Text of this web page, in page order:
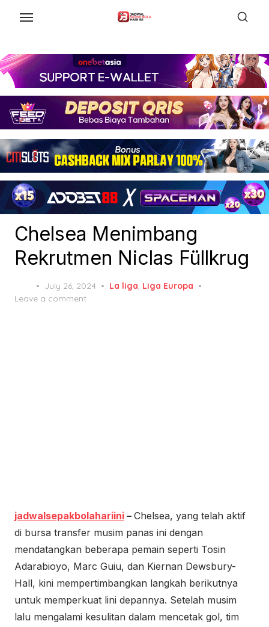
content
Chelsea Menimbang
Rekrutmen Niclas Füllkrug
Posted
on
July 26, 2024 La liga, Liga Europa
Leave a comment
jadwalsepakbolahariini – Chelsea, yang telah aktif
di bursa transfer musim panas ini dengan
mendatangkan beberapa pemain seperti Tosin
Adarabioyo, Marc Guiu, dan Kiernan Dewsbury-
Hall, kini mempertimbangkan langkah berikutnya
untuk memperkuat lini depannya. Setelah musim
lalu mengalami kesulitan dalam mencetak gol, tim